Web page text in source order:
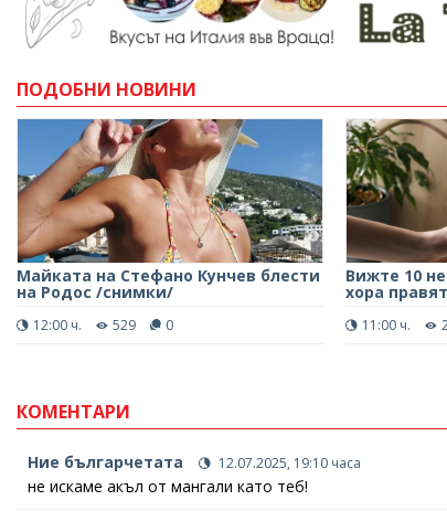
ПОДОБНИ НОВИНИ
Майката на Стефано Кунчев блести
на Родос /снимки/
12:00 ч. 529 0
Вижте 10
хора
11:00 ч.
КОМЕНТАРИ
Ние българчетата 12.07.2025, 19:10 часа
не искаме акъл от мангали като теб!